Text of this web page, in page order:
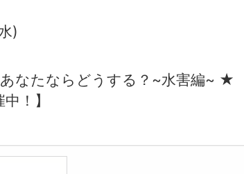
)
なたならどうする？~水害編~ ★
！】